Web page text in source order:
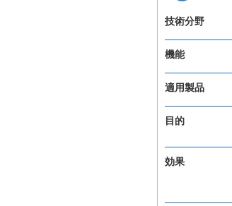
技術分野
機能
適用製品
目的
効果